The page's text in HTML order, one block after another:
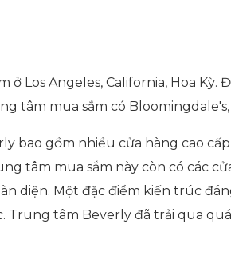
Los Angeles, California, Hoa
tâm mua sắm có Bloomingdale's,
bao gồm nhiều cửa hàng cao
tâm mua sắm này còn có các
diện. Một đặc điểm kiến trúc
tâm Beverly đã trải qua